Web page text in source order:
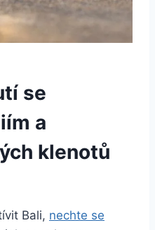
se
a
klenotů
Bali, nechte se